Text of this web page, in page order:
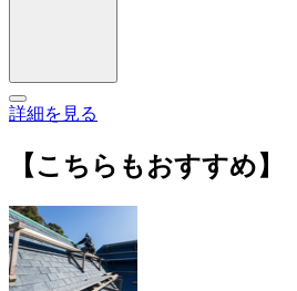
詳細を見る
【こちらもおすすめ】